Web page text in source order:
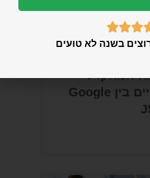
המחקר?
ההבדלים הקריטיים בין Google



בשנה לא טועים